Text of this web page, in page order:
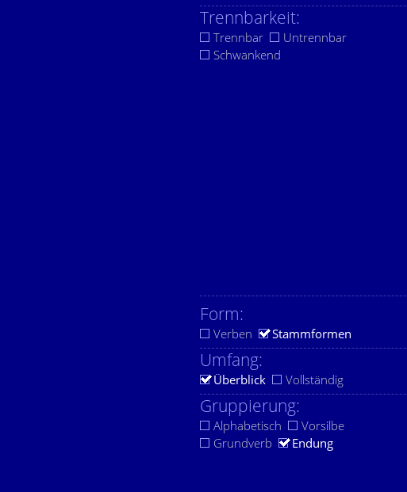
Trennbarkeit:
Trennbar
Untrennbar
Schwankend
Form:
Verben Stammformen
Umfang:
Überblick Vollständig
Gruppierung:
Alphabetisch
Vorsilbe
Grundverb
Endung